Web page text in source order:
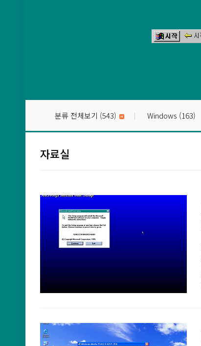
분류 전체보기 (543) Windows (163)
자료실